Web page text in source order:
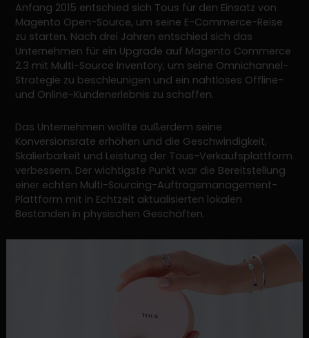
Anfang 2015 entschied sich Tous für den Einsatz von
Magento Open-Source, um seine E-Commerce-Reise
zu starten. Nach drei Jahren entschied sich das
Unternehmen für ein Upgrade auf Magento Commerce
2.3 mit Multi-Source Inventory, um seine Omnichannel-
Strategie zu beschleunigen und ein nahtloses Offline-
und Online-Kundenerlebnis zu schaffen.
Das Unternehmen wollte außerdem seine
Konversionsrate erhöhen und die Geschwindigkeit,
Skalierbarkeit und Leistung der Tous-Verkaufsplattform
verbessern. Der wichtigste Punkt war die Bereitstellung
einer echten Multi-Sourcing-Auftragsmanagement-
Plattform mit in Echtzeit aktualisierten lokalen
Beständen in physischen Geschäften.